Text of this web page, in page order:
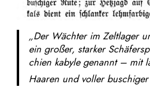
„Der Wächter im Zeltlager
ein großer, starker
chien kabyle genannt – mit
Haaren und voller